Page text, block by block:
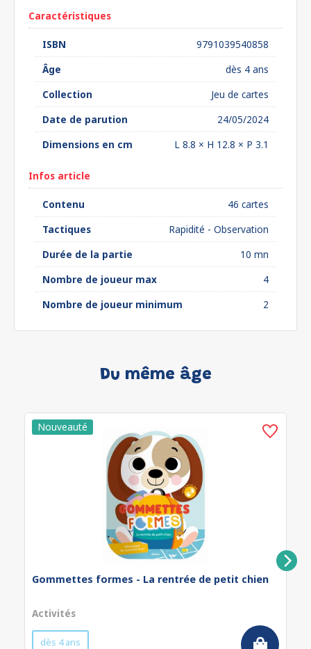
Caractéristiques
ISBN
9791039540858
Âge
dès 4 ans
Collection
Jeu de cartes
Date de parution
24/05/2024
Dimensions en cm
L 8.8 × H 12.8 × P 3.1
Infos article
Contenu
46 cartes
Tactiques
Rapidité - Observation
Durée de la partie
10 mn
Nombre de joueur max
4
Nombre de joueur minimum
2
Du même âge
Gommettes formes - La rentrée de petit chien
Activités
dès 4 ans